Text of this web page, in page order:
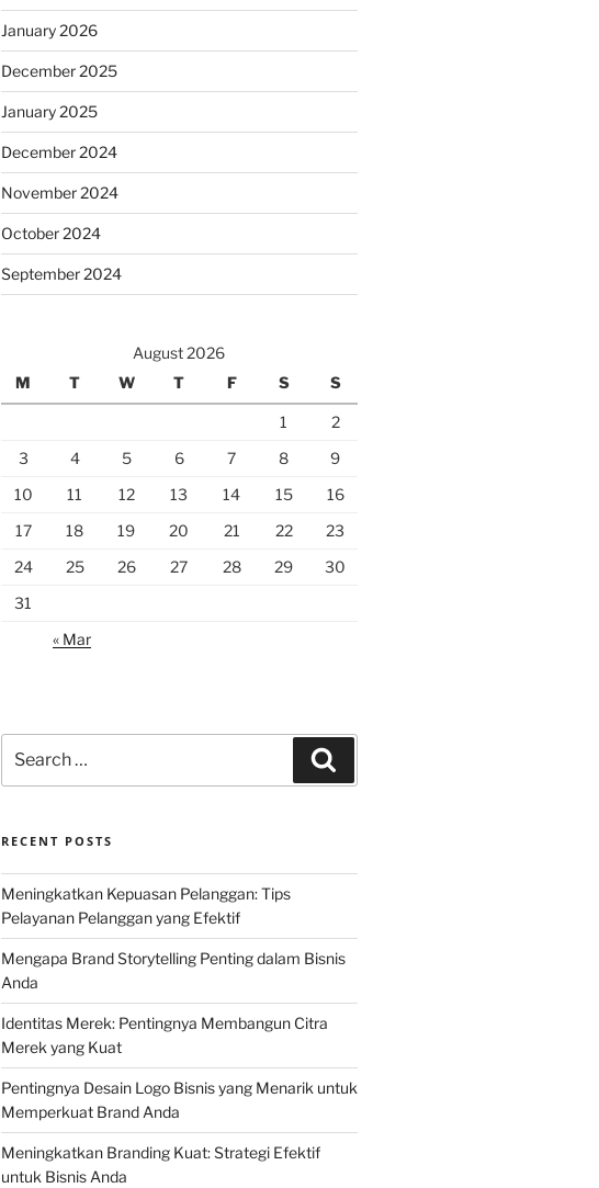
January 2026
December 2025
January 2025
December 2024
November 2024
October 2024
September 2024
August 2026
M
T W T F S S
1
2
3
4 5 6 7 8
9
10
11 12 13 14 15
16
17
18 19 20 21 22
23
24
25 26 27 28 29
30
31
« Mar
for:
RECENT POSTS
Meningkatkan Kepuasan Pelanggan: Tips
Pelayanan Pelanggan yang Efektif
Mengapa Brand Storytelling Penting dalam Bisnis
Anda
Identitas Merek: Pentingnya Membangun Citra
Merek yang Kuat
Pentingnya Desain Logo Bisnis yang Menarik untuk
Memperkuat Brand Anda
Meningkatkan Branding Kuat: Strategi Efektif
untuk Bisnis Anda